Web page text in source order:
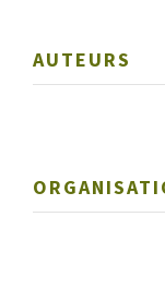
AUTEURS